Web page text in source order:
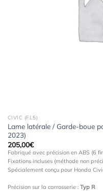
CIVIC (FL5)
Lame latérale / Garde-boue
2023)
205,00€
Fabriqué avec précision en ABS (6
Fixations incluses (méthode non
Spécialement conçu pour Honda
Précision sur la carrosserie : Typ R